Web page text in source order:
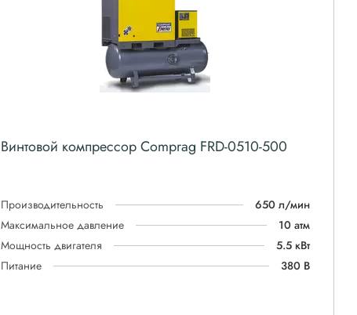
Винтовой компрессор Comprag FRD-0510-500
Производительность
650 л/мин
Максимальное давление
10 атм
Мощность двигателя
5.5 кВт
Питание
380 В